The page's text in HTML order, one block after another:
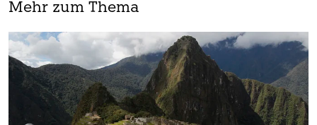
Mehr zum Thema